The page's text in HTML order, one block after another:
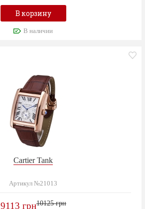
В корзину
В наличии
Cartier Tank
Артикул №21013
9113 грн10125 грн